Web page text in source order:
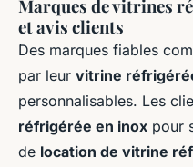
Marques de vitrines
et avis clients
Des marques fiables
par leur vitrine
personnalisables. Les
réfrigérée en inox pour
de location de vitrine